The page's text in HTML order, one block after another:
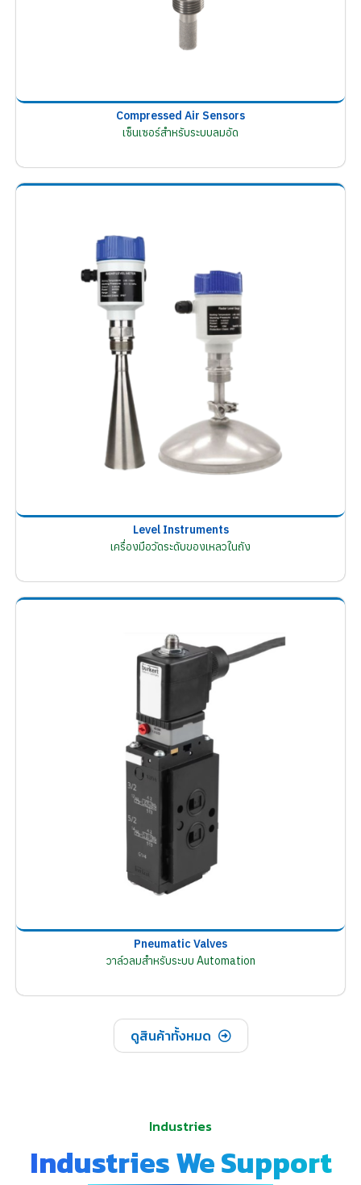
Compressed Air Sensors
เซ็นเซอร์สำหรับระบบลมอัด
Level Instruments
เครื่องมือวัดระดับของเหลวในถัง
Pneumatic Valves
วาล์วลมสำหรับระบบ Automation
ดูสินค้าทั้งหมด
Industries
Industries We Support